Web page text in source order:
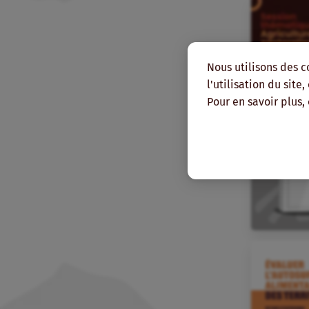
Nous utilisons des
l'utilisation du site,
Pour en savoir